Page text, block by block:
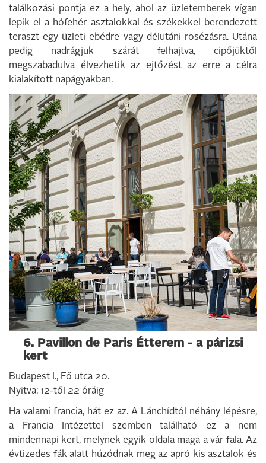
találkozási pontja ez a hely, ahol az üzletemberek vígan
lepik el a hófehér asztalokkal és székekkel berendezett
teraszt egy üzleti ebédre vagy délutáni rosézásra. Utána
pedig nadrágjuk szárát felhajtva, cipőjüktől
megszabadulva élvezhetik az ejtőzést az erre a célra
kialakított napágyakban.
6. Pavillon de Paris Étterem - a párizsi
kert
Budapest I., Fő utca 20.
Nyitva: 12-től 22 óráig
Ha valami francia, hát ez az. A Lánchídtól néhány lépésre,
a Francia Intézettel szemben található ez a nem
mindennapi kert, melynek egyik oldala maga a vár fala. Az
évtizedes fák alatt húzódnak meg az apró kis asztalok és